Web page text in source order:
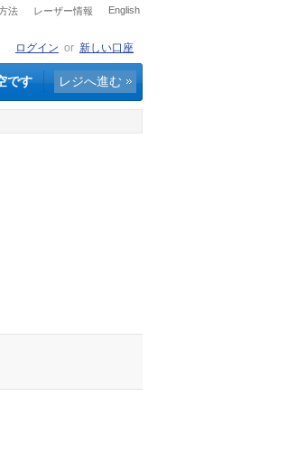
法 レーザー情報 English
ログイン or 新しい口座
です レジへ進む